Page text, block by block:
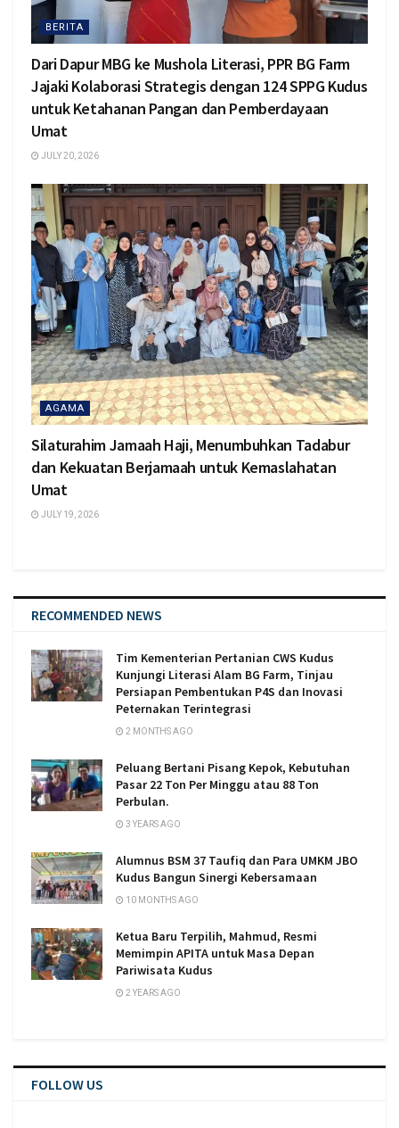
BERITA
Dari Dapur MBG ke Mushola Literasi, PPR BG Farm
Jajaki Kolaborasi Strategis dengan 124 SPPG Kudus
untuk Ketahanan Pangan dan Pemberdayaan
Umat
JULY 20, 2026
AGAMA
Silaturahim Jamaah Haji, Menumbuhkan Tadabur
dan Kekuatan Berjamaah untuk Kemaslahatan
Umat
JULY 19, 2026
RECOMMENDED NEWS
Tim Kementerian Pertanian CWS Kudus
Kunjungi Literasi Alam BG Farm, Tinjau
Persiapan Pembentukan P4S dan Inovasi
Peternakan Terintegrasi
2 MONTHS AGO
Peluang Bertani Pisang Kepok, Kebutuhan
Pasar 22 Ton Per Minggu atau 88 Ton
Perbulan.
3 YEARS AGO
Alumnus BSM 37 Taufiq dan Para UMKM JBO
Kudus Bangun Sinergi Kebersamaan
10 MONTHS AGO
Ketua Baru Terpilih, Mahmud, Resmi
Memimpin APITA untuk Masa Depan
Pariwisata Kudus
2 YEARS AGO
FOLLOW US